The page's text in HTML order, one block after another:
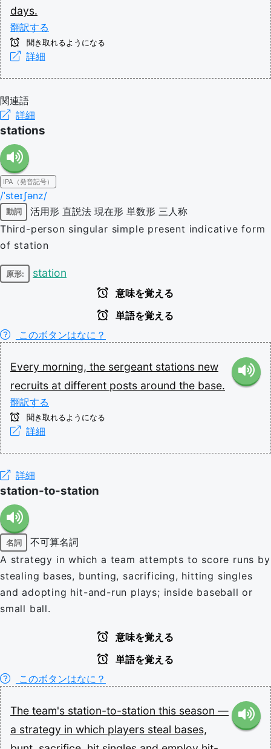
days.
翻訳する
聞き取れるようになる
詳細
関連語
詳細
stations
IPA（発音記号）
/ˈsteɪʃənz/
動詞 活用形 直説法 現在形 単数形 三人称
Third-person singular simple present indicative form
of station
原形: station
意味を覚える
単語を覚える
このボタンはなに？
Every morning, the sergeant stations new
recruits at different posts around the base.
翻訳する
聞き取れるようになる
詳細
詳細
station-to-station
名詞
不可算名詞
A strategy in which a team attempts to score runs by
stealing bases, bunting, sacrificing, hitting singles
and adopting hit-and-run plays; inside baseball or
small ball.
意味を覚える
単語を覚える
このボタンはなに？
The team's station-to-station this season —
a strategy in which players steal bases,